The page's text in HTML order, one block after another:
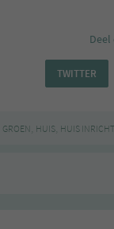
TWITTER
GROEN, HUIS, HUIS